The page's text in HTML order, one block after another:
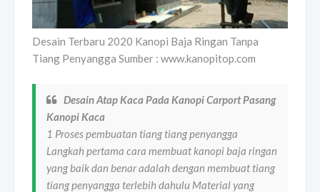
Desain Terbaru 2020 Kanopi Baja Ringan Tanpa
Tiang Penyangga Sumber : www.kanopitop.com
Desain Atap Kaca Pada Kanopi Carport Pasang
Kanopi Kaca
1 Proses pembuatan tiang tiang penyangga
Langkah pertama cara membuat kanopi baja ringan
yang baik dan benar adalah dengan membuat tiang
tiang penyangga terlebih dahulu Material yang